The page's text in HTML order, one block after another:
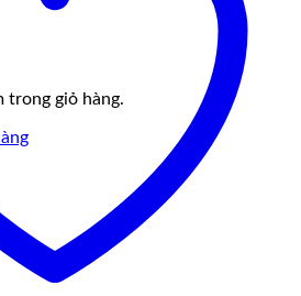
trong giỏ hàng.